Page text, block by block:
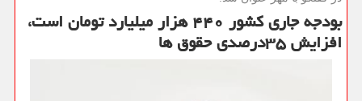
بودجه جاری كشور ۴۴۰ هزار میلیارد تومان است،
افزایش ۳۵درصدی حقوق ها